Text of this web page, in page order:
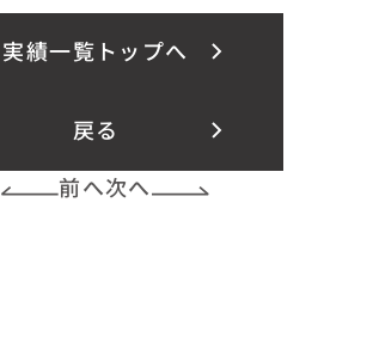
実績一覧トップへ
戻る
前へ次へ